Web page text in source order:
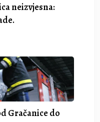
neizvjesna:
Gračanice do